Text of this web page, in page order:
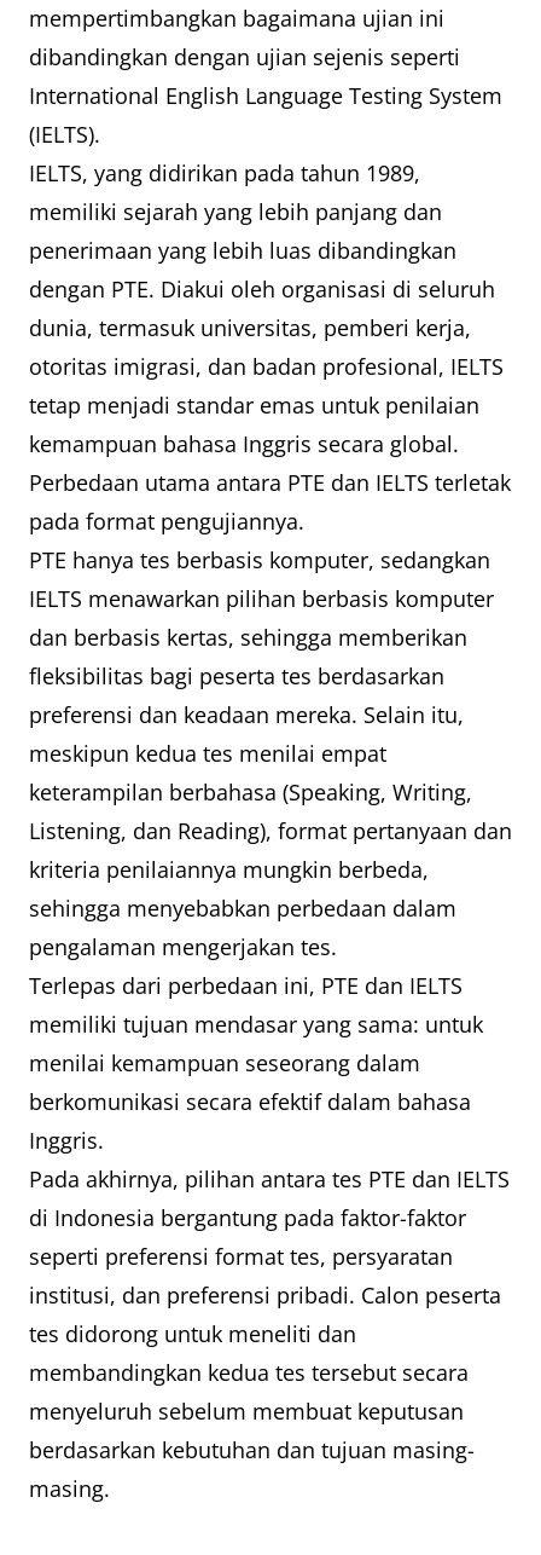
mempertimbangkan bagaimana ujian ini
dibandingkan dengan ujian sejenis seperti
International English Language Testing System
(IELTS).
IELTS, yang didirikan pada tahun 1989,
memiliki sejarah yang lebih panjang dan
penerimaan yang lebih luas dibandingkan
dengan PTE. Diakui oleh organisasi di seluruh
dunia, termasuk universitas, pemberi kerja,
otoritas imigrasi, dan badan profesional, IELTS
tetap menjadi standar emas untuk penilaian
kemampuan bahasa Inggris secara global.
Perbedaan utama antara PTE dan IELTS terletak
pada format pengujiannya.
PTE hanya tes berbasis komputer, sedangkan
IELTS menawarkan pilihan berbasis komputer
dan berbasis kertas, sehingga memberikan
fleksibilitas bagi peserta tes berdasarkan
preferensi dan keadaan mereka. Selain itu,
meskipun kedua tes menilai empat
keterampilan berbahasa (Speaking, Writing,
Listening, dan Reading), format pertanyaan dan
kriteria penilaiannya mungkin berbeda,
sehingga menyebabkan perbedaan dalam
pengalaman mengerjakan tes.
Terlepas dari perbedaan ini, PTE dan IELTS
memiliki tujuan mendasar yang sama: untuk
menilai kemampuan seseorang dalam
berkomunikasi secara efektif dalam bahasa
Inggris.
Pada akhirnya, pilihan antara tes PTE dan IELTS
di Indonesia bergantung pada faktor-faktor
seperti preferensi format tes, persyaratan
institusi, dan preferensi pribadi. Calon peserta
tes didorong untuk meneliti dan
membandingkan kedua tes tersebut secara
menyeluruh sebelum membuat keputusan
berdasarkan kebutuhan dan tujuan masing-
masing.